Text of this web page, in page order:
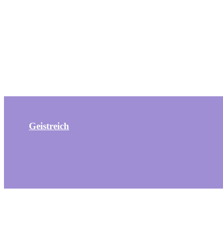
Geistreich